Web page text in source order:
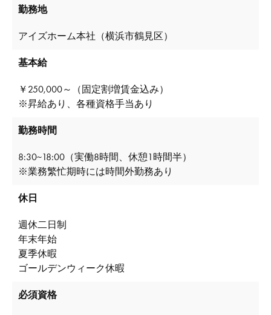
勤務地
アイズホーム本社（横浜市鶴見区）
基本給
￥250,000～（固定割増賃金込み）
※昇給あり、各種資格手当あり
勤務時間
8:30~18:00（実働8時間、休憩1時間半）
※業務繁忙期時には時間外勤務あり
休日
週休二日制
年末年始
夏季休暇
ゴールデンウィーク休暇
必須資格